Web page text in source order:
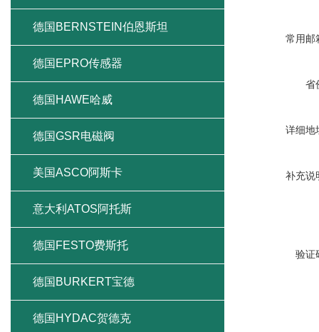
常用邮
省
详细地
补充说
验证
德国BERNSTEIN伯恩斯坦
德国EPRO传感器
德国HAWE哈威
德国GSR电磁阀
美国ASCO阿斯卡
意大利ATOS阿托斯
德国FESTO费斯托
德国BURKERT宝德
德国HYDAC贺德克